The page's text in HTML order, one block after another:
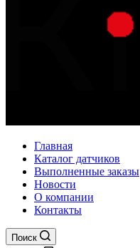
Главная
Каталог датчиков
Выполненные заказы
Новости
О компании
Контакты
Поиск